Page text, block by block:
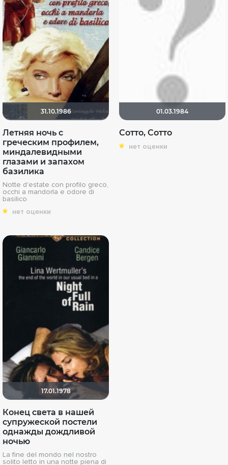
31.10.1986
Летняя ночь с
греческим профилем,
миндалевидными
глазами и запахом
базилика
Notte d'estate con profilo greco,
occhi a mandorla e odore di
basilico
нет оценки
01.03.1984
Сотто, Сотто
нет оценки
17.01.1978
Конец света в нашей
супружеской постели
однажды дождливой
ночью
La fine del mondo nel nostro
solito letto in una notte piena di